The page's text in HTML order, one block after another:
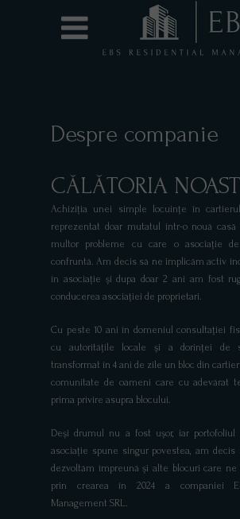
Despre companie
CĂLĂTORIA
Achiziția unei simple locuințe în
reprezentat doar mutatul într-o nouă
multor probleme cu care o asociație
confruntă. Am decis să ne implicăm activ
în asociație și dupa doar 2 ani am fost
conducerea asociației de proprietari.
Cu peste 10 ani în domeniul consultației
cu autoritățile locale și a dorinței de
transformat în 4 ani de zile un bloc din
comunitate de oameni care cu adevărat
prima privire asupra blocului.
Deși drumul nu a fost ușor, iar portofoliul
asociație spune singur povestea, am decis
dezvoltăm împreună și alte blocuri care ne
prin crearea în 2024 a companiei
Management SRL.